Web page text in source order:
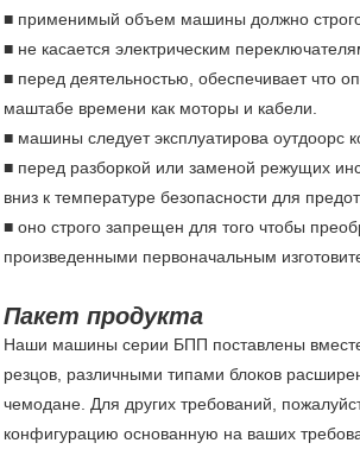
■ применимый объем машины должно строго
■ не касается электрическим
■ перед деятельностью, обеспечивает что
маштабе времени как моторы и кабели.
■ машины следует эксплуатирова оутдоорс
■ перед разборкой или заменой режущих
вниз к температуре безопасности для
■ оно строго запрещен для того чтобы
произведенными первоначальным
Пакет продукта
Наши машины серии БПП поставлены
резцов, различными типами блоков
чемодане. Для других требований,
конфигурацию основанную на ваших